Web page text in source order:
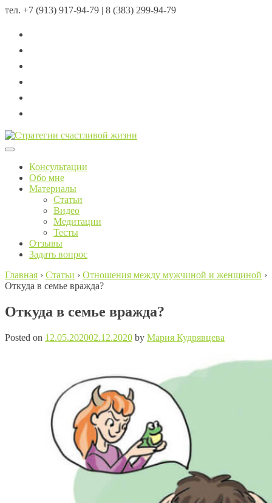
тел. +7 (913) 917-94-79 | 8 (383) 299-94-79
Menu
Консультации
Обо мне
Материалы
Статьи
Видео
Медитации
Тесты
Отзывы
Задать вопрос
Главная › Статьи › Отношения между мужчиной и женщиной ›
Откуда в семье вражда?
Откуда в семье вражда?
Posted on 12.05.202002.12.2020 by Мария Кудрявцева